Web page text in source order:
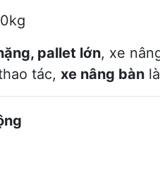
pallet lớn, xe
tác, xe nâng bàn